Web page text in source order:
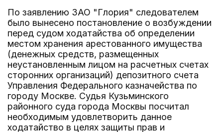
По заявлению ЗАО "Глория" следователем
было вынесено постановление о возбуждении
перед судом ходатайства об определении
местом хранения арестованного имущества
(денежных средств, размещенных
неустановленным лицом на расчетных счетах
сторонних организаций) депозитного счета
Управления Федерального казначейства по
городу Москве. Судья Кузьминского
районного суда города Москвы посчитал
необходимым удовлетворить данное
ходатайство в целях защиты прав и